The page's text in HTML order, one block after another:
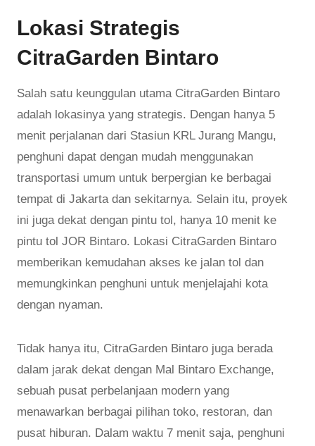
Lokasi Strategis
CitraGarden Bintaro
Salah satu keunggulan utama CitraGarden Bintaro
adalah lokasinya yang strategis. Dengan hanya 5
menit perjalanan dari Stasiun KRL Jurang Mangu,
penghuni dapat dengan mudah menggunakan
transportasi umum untuk berpergian ke berbagai
tempat di Jakarta dan sekitarnya. Selain itu, proyek
ini juga dekat dengan pintu tol, hanya 10 menit ke
pintu tol JOR Bintaro. Lokasi CitraGarden Bintaro
memberikan kemudahan akses ke jalan tol dan
memungkinkan penghuni untuk menjelajahi kota
dengan nyaman.
Tidak hanya itu, CitraGarden Bintaro juga berada
dalam jarak dekat dengan Mal Bintaro Exchange,
sebuah pusat perbelanjaan modern yang
menawarkan berbagai pilihan toko, restoran, dan
pusat hiburan. Dalam waktu 7 menit saja, penghuni